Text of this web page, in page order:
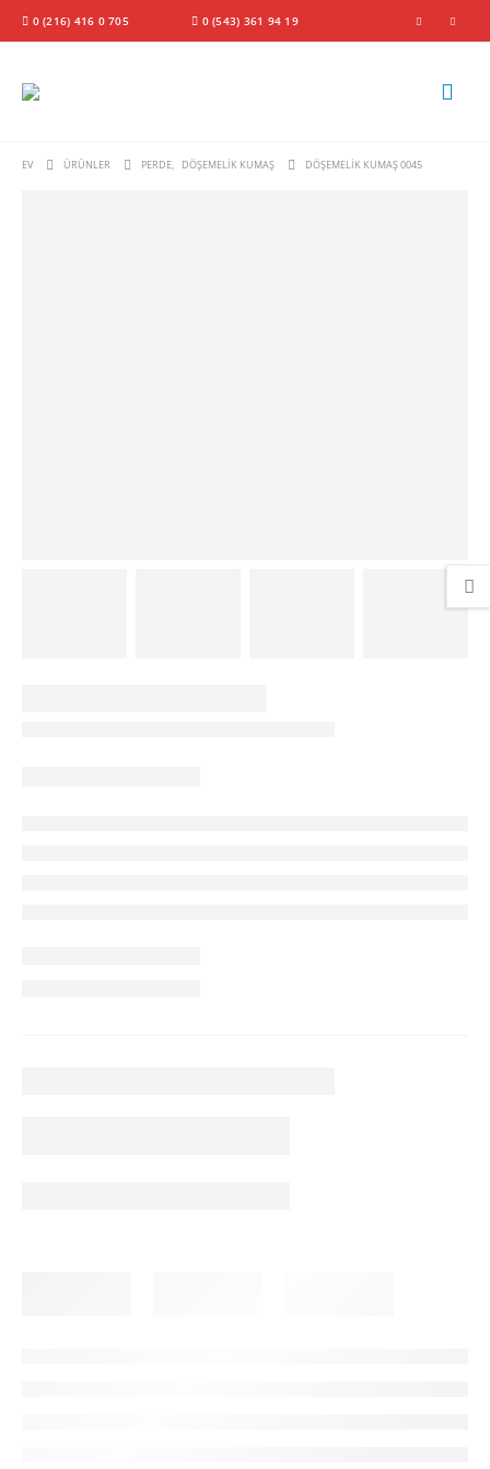
0 (216) 416 0 705 0 (543) 361 94 19
EV ÜRÜNLER PERDE, DÖŞEMELIK KUMAŞ DÖŞEMELIK KUMAŞ 0045